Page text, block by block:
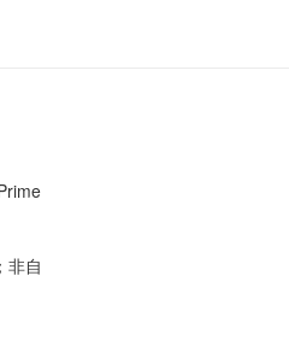
非自